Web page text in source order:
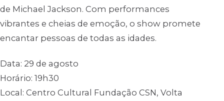
de Michael Jackson. Com performances
vibrantes e cheias de emoção, o show promete
encantar pessoas de todas as idades.
Data: 29 de agosto
Horário: 19h30
Local: Centro Cultural Fundação CSN, Volta